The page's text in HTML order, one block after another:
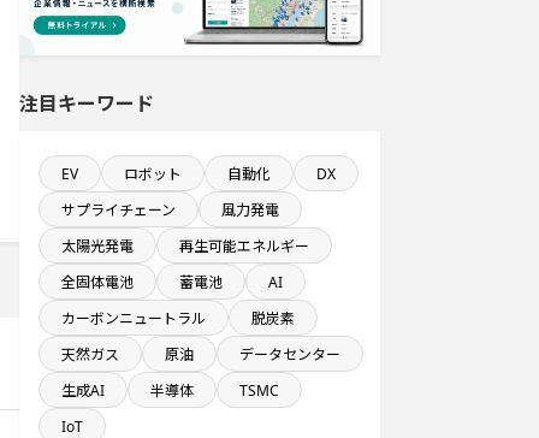
飲食事業を営む会社で10億円以上投
年間設備投資額が100億円以上の企業
一覧
自動車関連工場のプロジェクト
完成から約5年経過プロジェクト
食品関連工場のプロジェクト
注目キーワード
EV ロボット 自動化
DX
サプライチェーン
風力発電
太陽光発電
再生可能エネルギー
全固体電池
蓄電池
AI
カーボンニュートラル
脱炭素
天然ガス
原油
データセンター
生成AI
半導体
TSMC
IoT